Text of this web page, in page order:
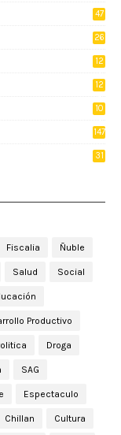
47
26
12
12
10
147
31
Fiscalia Ñuble
Salud Social
Productivo
Droga
SAG
Espectaculo
Chillan Cultura